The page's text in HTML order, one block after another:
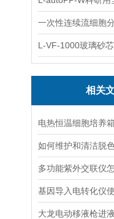
一次性连续流细胞
L-VF-1000玻璃砂
相关
电热恒温细胞培养
如何维护和清洁脱
多功能紫外交联仪
大龙电动移液枪进